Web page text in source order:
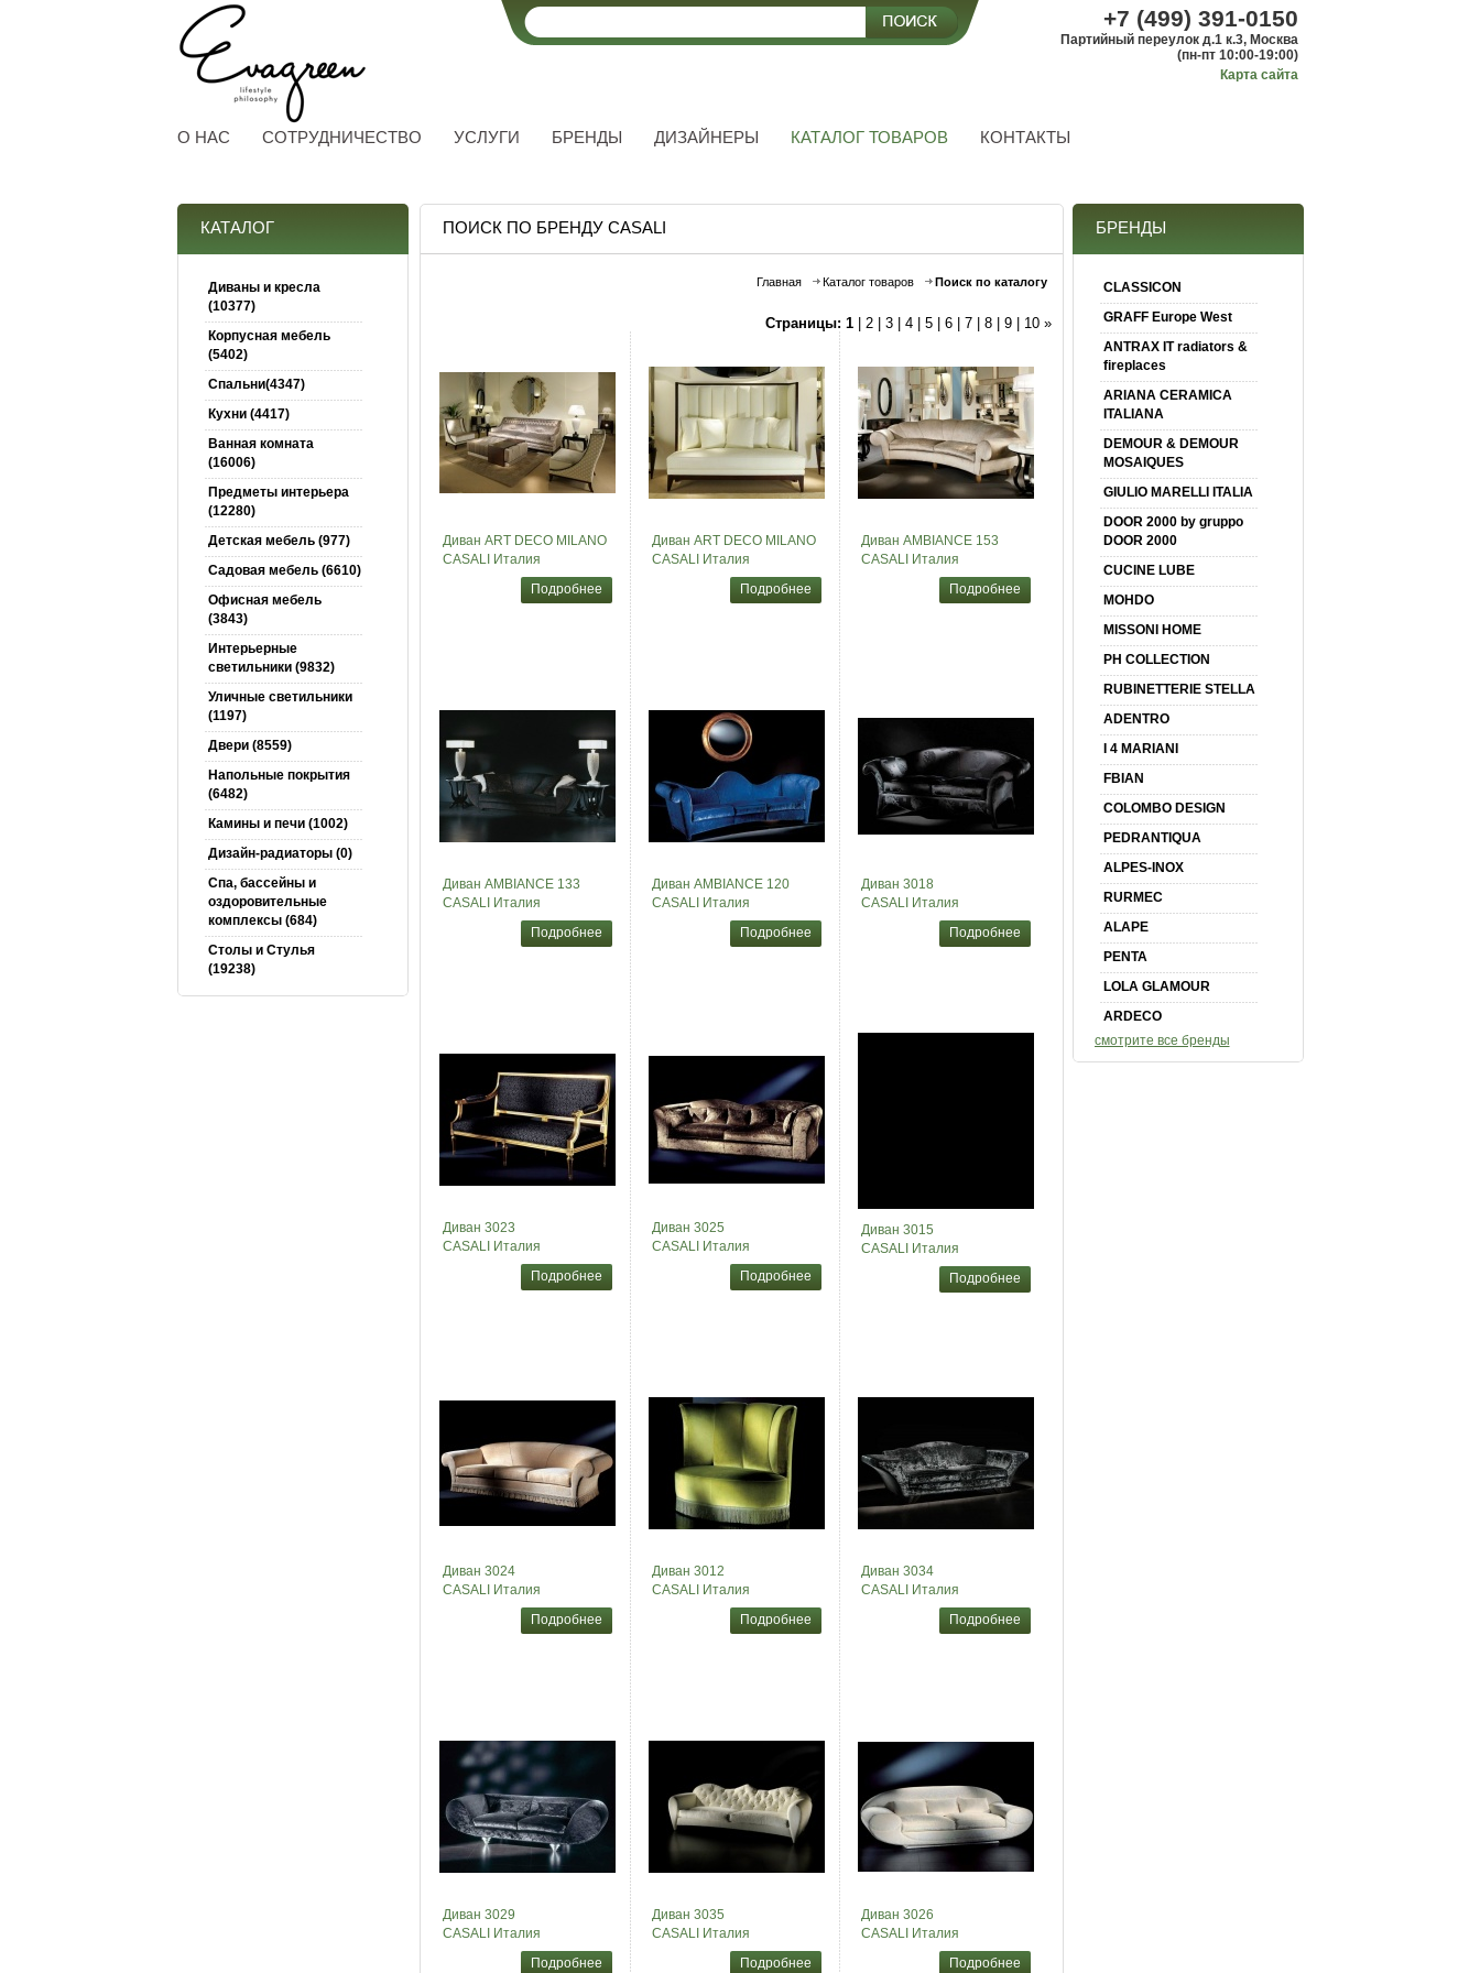
О НАС СОТРУДНИЧЕСТВО УСЛУГИ БРЕНДЫ ДИЗАЙНЕРЫ КАТАЛОГ ТОВАРОВ КОНТАКТЫ
+7 (499) 391-0150
Партийный переулок д.1 к.3, Москва
(пн-пт 10:00-19:00)
Карта сайта
КАТАЛОГ
Диваны и кресла
(10377)
Корпусная мебель
(5402)
Спальни(4347)
Кухни (4417)
Ванная комната
(16006)
Предметы интерьера
(12280)
Детская мебель (977)
Садовая мебель (6610)
Офисная мебель
(3843)
Интерьерные
светильники (9832)
Уличные светильники
(1197)
Двери (8559)
Напольные покрытия
(6482)
Камины и печи (1002)
Дизайн-радиаторы (0)
Спа, бассейны и
оздоровительные
комплексы (684)
Столы и Cтулья
(19238)
ПОИСК ПО БРЕНДУ CASALI
Главная Каталог товаров Поиск по каталогу
Страницы: 1| 2| 3| 4| 5| 6| 7| 8| 9| 10 »
Диван ART DECO MILANO
CASALI Италия
Подробнее
Диван ART DECO MILANO
CASALI Италия
Подробнее
Диван AMBIANCE 153
CASALI Италия
Подробнее
Диван AMBIANCE 133
CASALI Италия
Подробнее
Диван AMBIANCE 120
CASALI Италия
Подробнее
Диван 3018
CASALI Италия
Подробнее
Диван 3023
CASALI Италия
Подробнее
Диван 3025
CASALI Италия
Подробнее
Диван 3015
CASALI Италия
Подробнее
Диван 3024
CASALI Италия
Подробнее
Диван 3012
CASALI Италия
Подробнее
Диван 3034
CASALI Италия
Подробнее
Диван 3029
CASALI Италия
Подробнее
Диван 3035
CASALI Италия
Подробнее
Диван 3026
CASALI Италия
Подробнее
БРЕНДЫ
CLASSICON
GRAFF Europe West
ANTRAX IT radiators &
fireplaces
ARIANA CERAMICA
ITALIANA
DEMOUR & DEMOUR
MOSAIQUES
GIULIO MARELLI ITALIA
DOOR 2000 by gruppo
DOOR 2000
CUCINE LUBE
MOHDO
MISSONI HOME
PH COLLECTION
RUBINETTERIE STELLA
ADENTRO
I 4 MARIANI
FBIAN
COLOMBO DESIGN
PEDRANTIQUA
ALPES-INOX
RURMEC
ALAPE
PENTA
LOLA GLAMOUR
ARDECO
смотрите все бренды